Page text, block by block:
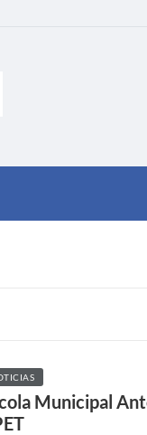
Municipal